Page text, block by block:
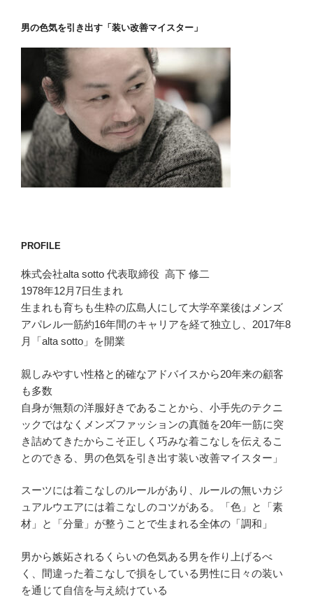
男の色気を引き出す「装い改善マイスター」
PROFILE
株式会社alta sotto 代表取締役 高下 修二
1978年12月7日生まれ
生まれも育ちも生粋の広島人にして大学卒業後はメンズ
アパレル一筋約16年間のキャリアを経て独立し、2017年8
月「alta sotto」を開業
親しみやすい性格と的確なアドバイスから20年来の顧客
も多数
自身が無類の洋服好きであることから、小手先のテクニ
ックではなくメンズファッションの真髄を20年一筋に突
き詰めてきたからこそ正しく巧みな着こなしを伝えるこ
とのできる、男の色気を引き出す装い改善マイスター」
スーツには着こなしのルールがあり、ルールの無いカジ
ュアルウエアには着こなしのコツがある。「色」と「素
材」と「分量」が整うことで生まれる全体の「調和」
男から嫉妬されるくらいの色気ある男を作り上げるべ
く、間違った着こなしで損をしている男性に日々の装い
を通じて自信を与え続けている